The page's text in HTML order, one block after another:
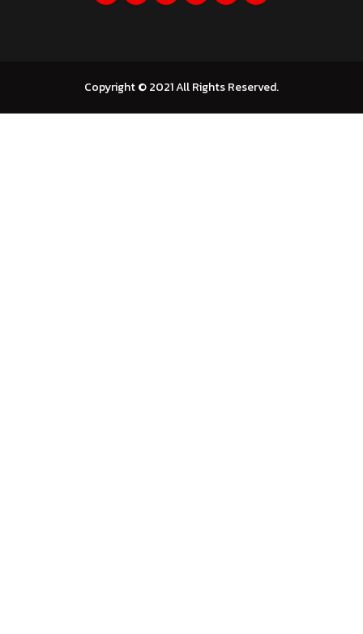
Copyright © 2021 All Rights Reserved.